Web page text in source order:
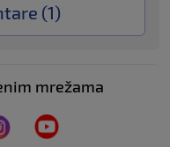
(1)
mrežama